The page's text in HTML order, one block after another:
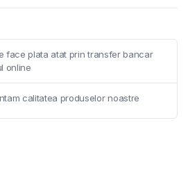
face plata atat prin transfer bancar
online
calitatea produselor noastre